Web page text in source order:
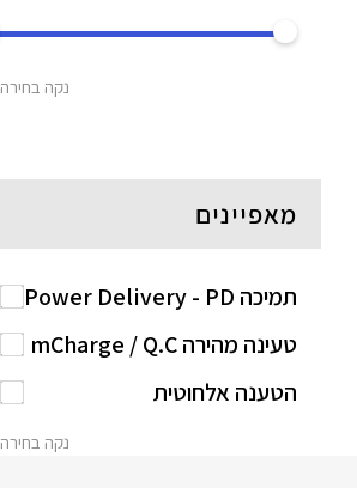
נקה בחירה
מאפיינים
תמיכה Power Delivery - PD
טעינה מהירה mCharge / Q.C
הטענה אלחוטית
נקה בחירה